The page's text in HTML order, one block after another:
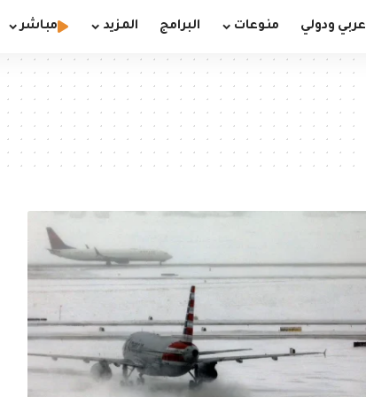
عربي ودولي منوعات البرامج المزيد مباشر